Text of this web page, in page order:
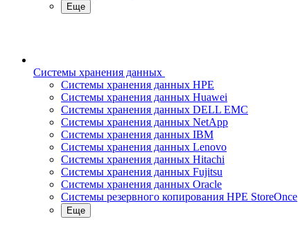
Еще
Системы хранения данных
Системы хранения данных HPE
Системы хранения данных Huawei
Системы хранения данных DELL EMC
Cистемы хранения данных NetApp
Системы хранения данных IBM
Системы хранения данных Lenovo
Системы хранения данных Hitachi
Системы хранения данных Fujitsu
Системы хранения данных Oracle
Системы резервного копирования HPE StoreOnce
Еще